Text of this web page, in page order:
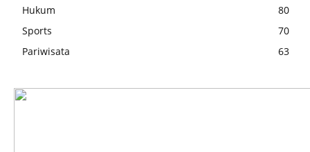
Hukum
80
Sports
70
Pariwisata
63